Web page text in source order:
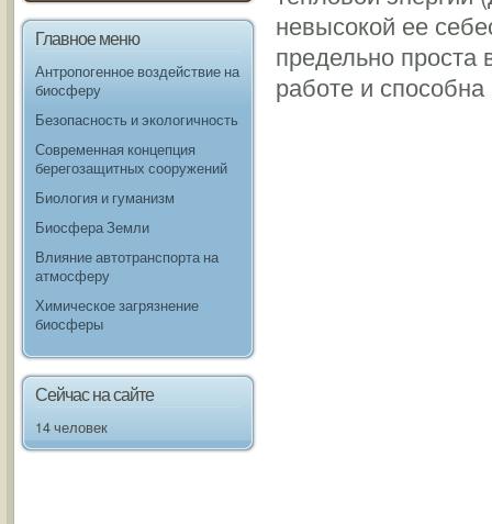
Главное меню
Антропогенное воздействие на
биосферу
Безопасность и экологичность
Современная концепция
берегозащитных сооружений
Биология и гуманизм
Биосфера Земли
Влияние автотранспорта на
атмосферу
Химическое загрязнение
биосферы
Сейчас на сайте
14 человек
невысокой ее
предельно проста
работе и